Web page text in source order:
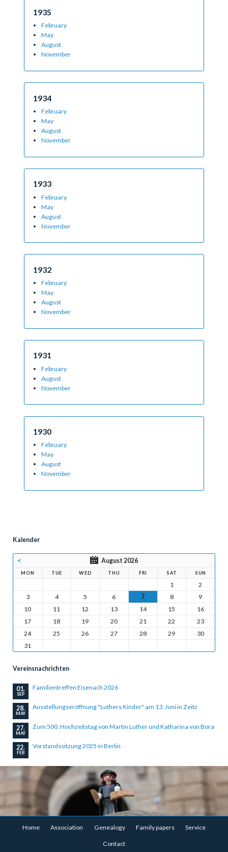
1935
February
May
August
November
1934
February
May
August
November
1933
February
May
August
November
1932
February
May
August
November
1931
February
August
November
1930
February
May
August
November
Kalender
< August 2026
MON TUE WED THU FRI SAT SUN
1
2
3
4 5 6 7 8
9
10
11 12 13 14 15
16
17
18 19 20 21 22
23
24
25 26 27 28 29
30
31
Vereinsnachrichten
01.
SEP
Familientreffen Eisenach 2026
28.
MAY
Ausstellungseröffnung "Luthers Kinder" am 13. Juni in Zeitz
27.
MAY
Zum 500. Hochzeitstag von Martin Luther und Katharina von Bora
22.
FEB
Vorstandssitzung 2025 in Berlin
Skip
Home Association Genealogy Family papers Service
Contact